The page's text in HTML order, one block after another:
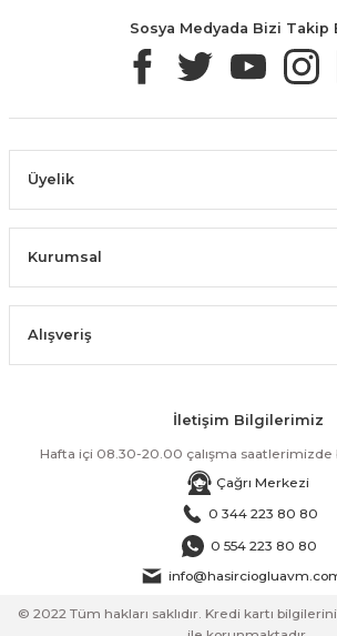
Sosya Medyada Bizi Takip
Üyelik
Kurumsal
Alışveriş
İletişim Bilgilerimiz
Hafta içi 08.30-20.00 çalışma saatlerimizde
Çağrı Merkezi
0 344 223 80 80
0 554 223 80 80
© 2022 Tüm hakları saklıdır. Kredi kartı